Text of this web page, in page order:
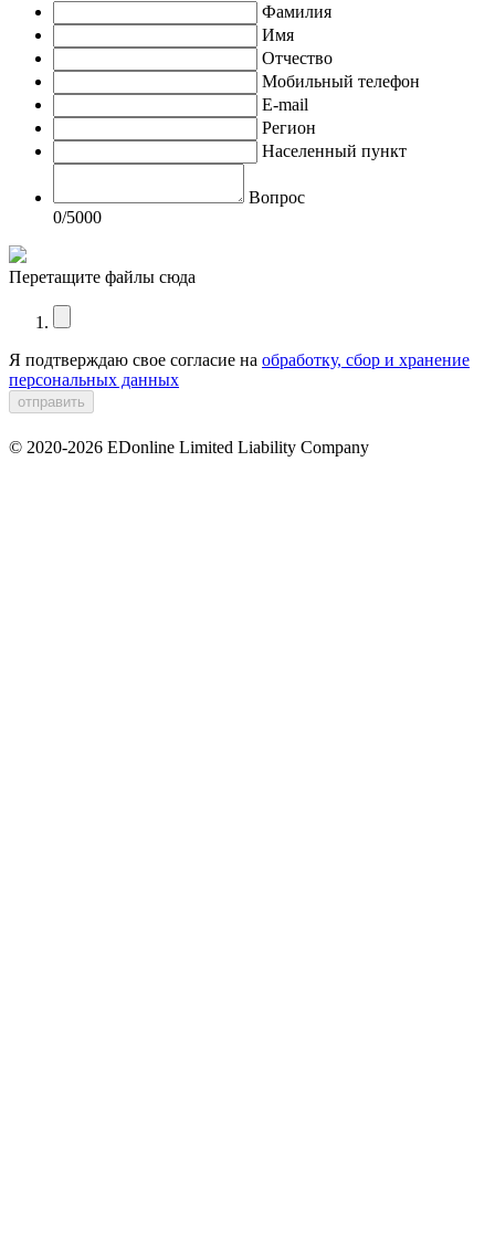
Фамилия
Имя
Отчество
Мобильный телефон
E-mail
Регион
Населенный пункт
Вопрос
0/5000
Перетащите файлы сюда
Я подтверждаю свое согласие на обработку, сбор и хранение
персональных данных
© 2020-2026 EDonline Limited Liability Company